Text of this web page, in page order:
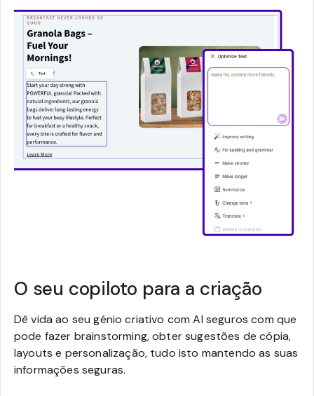
O seu copiloto para a criação
Dê vida ao seu génio criativo com AI seguros com que
pode fazer brainstorming, obter sugestões de cópia,
layouts e personalização, tudo isto mantendo as suas
informações seguras.